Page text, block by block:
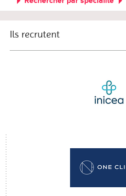
Ils recrutent